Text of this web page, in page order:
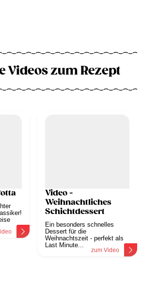
Videos zum Rezept
Video -
Weihnachtliches
Schichtdessert
Ein besonders schnelles
Dessert für die
Weihnachtszeit - perfekt als
Last Minute...
zum Video